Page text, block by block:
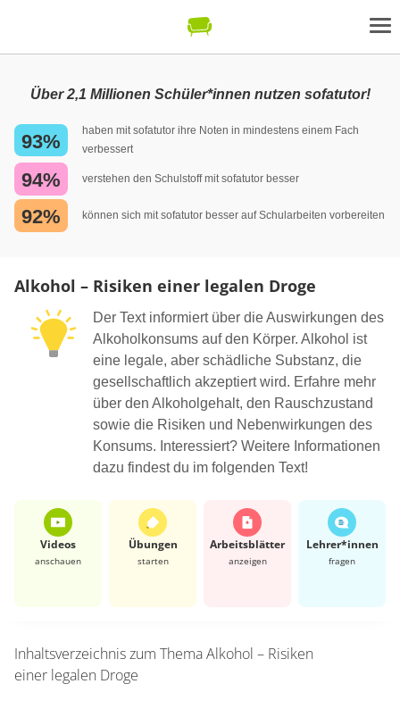
Über 2,1 Millionen Schüler*innen nutzen sofatutor!
93%
haben mit sofatutor ihre Noten in mindestens einem Fach
verbessert
94% verstehen den Schulstoff mit sofatutor besser
92% können sich mit sofatutor besser auf Schularbeiten vorbereiten
Alkohol – Risiken einer legalen Droge
Der Text informiert über die Auswirkungen des
Alkoholkonsums auf den Körper. Alkohol ist
eine legale, aber schädliche Substanz, die
gesellschaftlich akzeptiert wird. Erfahre mehr
über den Alkoholgehalt, den Rauschzustand
sowie die Risiken und Nebenwirkungen des
Konsums. Interessiert? Weitere Informationen
dazu findest du im folgenden Text!
Videos
anschauen
Übungen
starten
Arbeits­blätter
anzeigen
Lehrer*​innen
fragen
Inhaltsverzeichnis zum ThemaAlkohol – Risiken
einer legalen Droge